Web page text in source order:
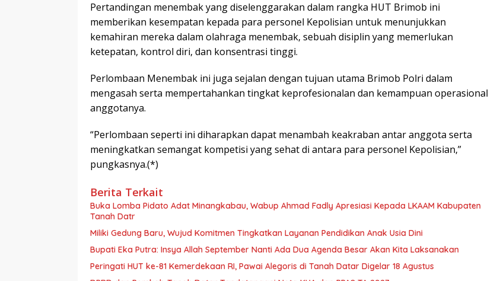
Pertandingan menembak yang diselenggarakan dalam rangka HUT Brimob ini
memberikan kesempatan kepada para personel Kepolisian untuk menunjukkan
kemahiran mereka dalam olahraga menembak, sebuah disiplin yang memerlukan
ketepatan, kontrol diri, dan konsentrasi tinggi.
Perlombaan Menembak ini juga sejalan dengan tujuan utama Brimob Polri dalam
mengasah serta mempertahankan tingkat keprofesionalan dan kemampuan operasional
anggotanya.
“Perlombaan seperti ini diharapkan dapat menambah keakraban antar anggota serta
meningkatkan semangat kompetisi yang sehat di antara para personel Kepolisian,”
pungkasnya.(*)
Berita Terkait
Buka Lomba Pidato Adat Minangkabau, Wabup Ahmad Fadly Apresiasi Kepada LKAAM Kabupaten
Tanah Datr
Miliki Gedung Baru, Wujud Komitmen Tingkatkan Layanan Pendidikan Anak Usia Dini
Bupati Eka Putra: Insya Allah September Nanti Ada Dua Agenda Besar Akan Kita Laksanakan
Peringati HUT ke-81 Kemerdekaan RI, Pawai Alegoris di Tanah Datar Digelar 18 Agustus